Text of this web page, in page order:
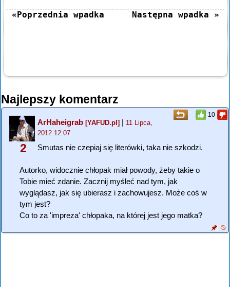
«Poprzednia wpadka Następna wpadka »
Najlepszy komentarz
10
2
ArHaheigrab [YAFUD.pl] | 11 Lipca,
2012 12:07
Smutas nie czepiaj się literówki, taka nie szkodzi.
Autorko, widocznie chłopak miał powody, żeby takie o
Tobie mieć zdanie. Zacznij myśleć nad tym, jak
wyglądasz, jak się ubierasz i zachowujesz. Może coś w
tym jest?
Co to za 'impreza' chłopaka, na której jest jego matka?